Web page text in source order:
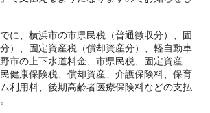
に、横浜市の市県民税（普通徴収分）、固
）、固定資産税（償却資産分）、軽自動車
市の上下水道料金、市県民税、固定資産
健康保険税、償却資産、介護保険料、保育
利用料、後期高齢者医療保険料などの支払